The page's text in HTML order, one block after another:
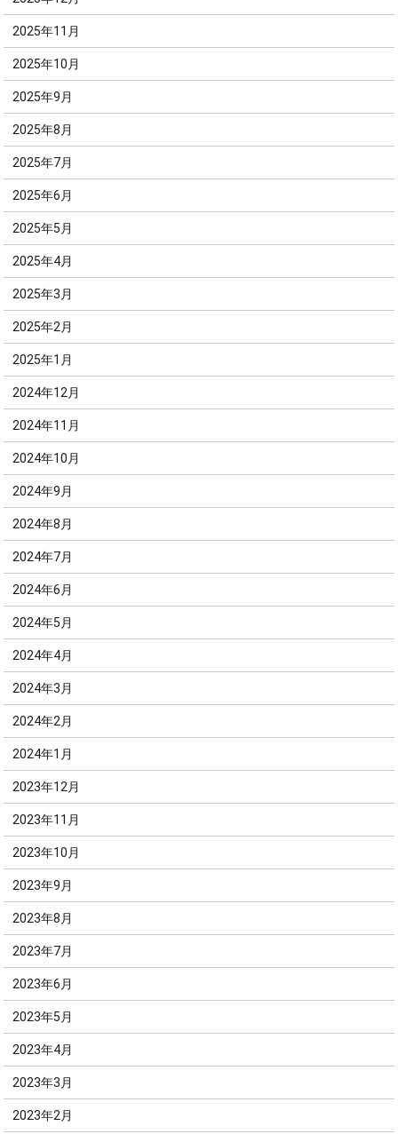
2025年11月
2025年10月
2025年9月
2025年8月
2025年7月
2025年6月
2025年5月
2025年4月
2025年3月
2025年2月
2025年1月
2024年12月
2024年11月
2024年10月
2024年9月
2024年8月
2024年7月
2024年6月
2024年5月
2024年4月
2024年3月
2024年2月
2024年1月
2023年12月
2023年11月
2023年10月
2023年9月
2023年8月
2023年7月
2023年6月
2023年5月
2023年4月
2023年3月
2023年2月